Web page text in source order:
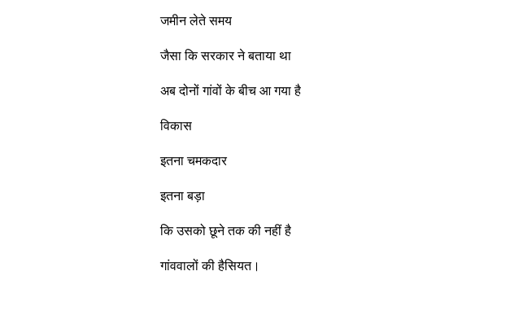
जमीन लेते समय
जैसा कि सरकार ने बताया था
अब दोनों गांवों के बीच आ गया है
विकास
इतना चमकदार
इतना बड़ा
कि उसको छूने तक की नहीं है
गांववालों की हैसियत।